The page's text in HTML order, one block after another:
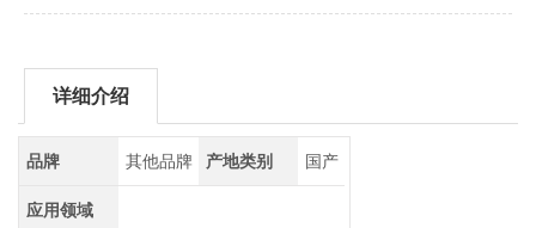
详细介绍
品牌 其他品牌 产地类别 国产
应用领域